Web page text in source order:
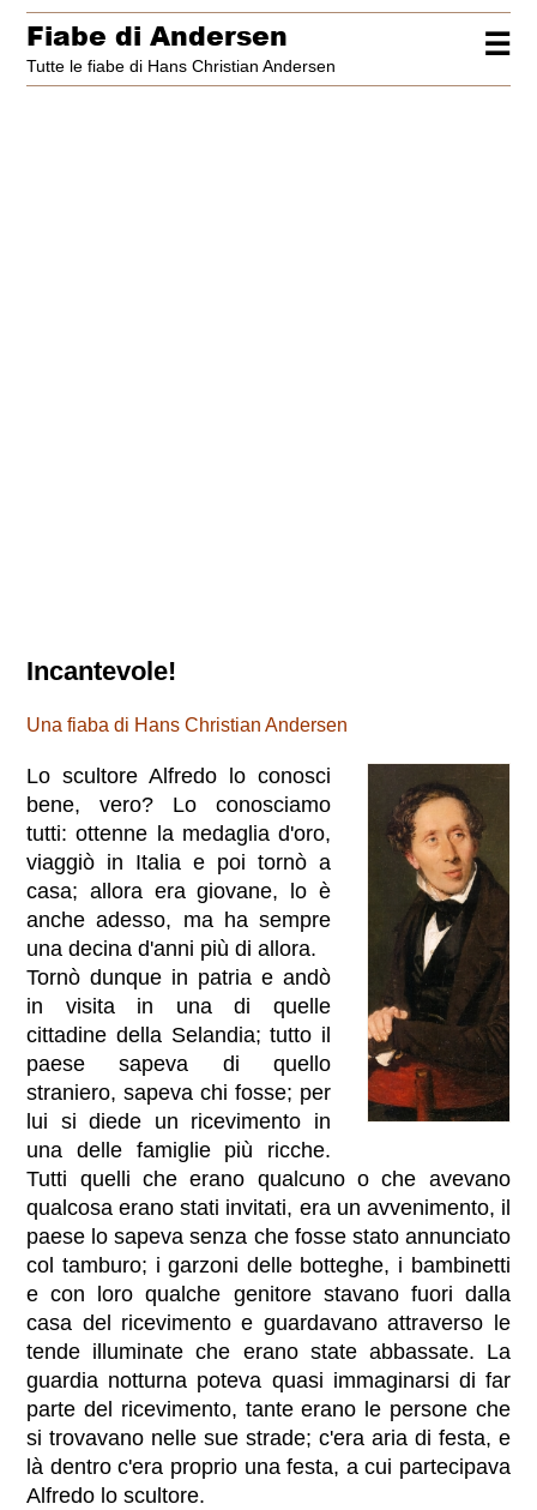
☰
Fiabe di Andersen
Tutte le fiabe di Hans Christian Andersen
Incantevole!
Una fiaba di Hans Christian Andersen
Lo scultore Alfredo lo conosci
bene, vero? Lo conosciamo
tutti: ottenne la medaglia d'oro,
viaggiò in Italia e poi tornò a
casa; allora era giovane, lo è
anche adesso, ma ha sempre
una decina d'anni più di allora.
Tornò dunque in patria e andò
in visita in una di quelle
cittadine della Selandia; tutto il
paese sapeva di quello
straniero, sapeva chi fosse; per
lui si diede un ricevimento in
una delle famiglie più ricche.
Tutti quelli che erano qualcuno o che avevano
qualcosa erano stati invitati, era un avvenimento, il
paese lo sapeva senza che fosse stato annunciato
col tamburo; i garzoni delle botteghe, i bambinetti
e con loro qualche genitore stavano fuori dalla
casa del ricevimento e guardavano attraverso le
tende illuminate che erano state abbassate. La
guardia notturna poteva quasi immaginarsi di far
parte del ricevimento, tante erano le persone che
si trovavano nelle sue strade; c'era aria di festa, e
là dentro c'era proprio una festa, a cui partecipava
Alfredo lo scultore.